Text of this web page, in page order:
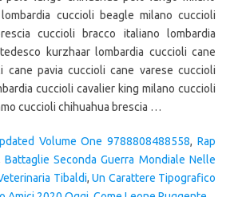
Volume One 9788808488558,Rap
Battaglie Seconda Guerra Mondiale Nelle
Tibaldi, Un Carattere Tipografico